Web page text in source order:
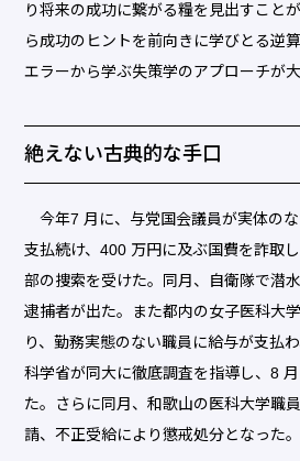
り将来の成功に繋がる糧を見出すこと
ら成功のヒントを前向きに学びとる逆
エラーから学ぶ失策学のアプローチが大
絶えない古典的な手口
今年7 月に、与党国会議員が実体の
支払続け、400 万円に及ぶ国費を詐取
部の捜索を受けた。同月、自衛隊で潜
逮捕者が出た。また都内の女子医科大
り、勤務実態のない職員に給与が支払
科学省が同大に徹底調査を指導し、8
た。さらに同月、和歌山の医科大学職
請、不正受給により懲戒処分となった。